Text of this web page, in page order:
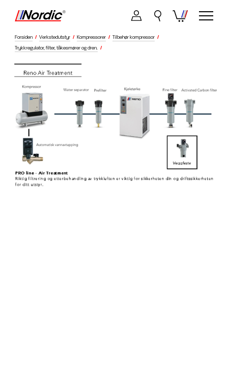
Forsiden / Verkstedutstyr / Kompressorer / Tilbehør kompressor /
Trykkregulator, filter, tåkesmører og dren. /